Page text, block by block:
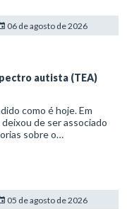
06 de agosto de 2026
autista (TEA)
como é hoje. Em
de ser associado
sobre o
05 de agosto de 2026